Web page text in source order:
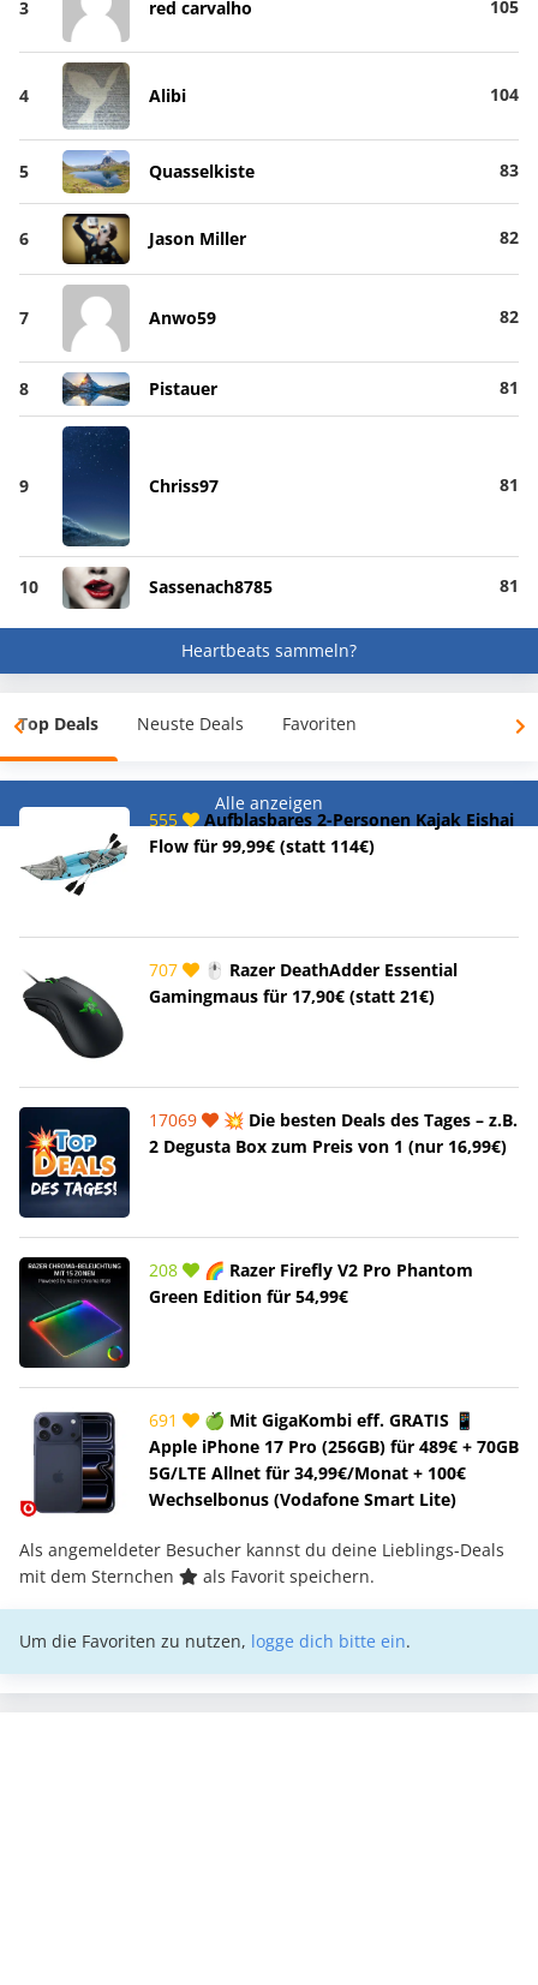
3 red carvalho 105
4 Alibi 104
5 Quasselkiste 83
6 Jason Miller 82
7 Anwo59 82
8 Pistauer 81
9 Chriss97 81
10 Sassenach8785 81
Heartbeats sammeln?
Top Deals Neuste Deals Favoriten
Alle anzeigen
555
Aufblasbares 2-Personen Kajak Eishai
Flow für 99,99€ (statt 114€)
707
🖱️ Razer DeathAdder Essential
Gamingmaus für 17,90€ (statt 21€)
17069
💥 Die besten Deals des Tages – z.B.
2 Degusta Box zum Preis von 1 (nur 16,99€)
208
🌈 Razer Firefly V2 Pro Phantom
Green Edition für 54,99€
691
🍏 Mit GigaKombi eff. GRATIS 📱
Apple iPhone 17 Pro (256GB) für 489€ + 70GB
5G/LTE Allnet für 34,99€/Monat + 100€
Wechselbonus (Vodafone Smart Lite)
Als angemeldeter Besucher kannst du deine Lieblings-Deals
mit dem Sternchen
als Favorit speichern.
Um die Favoriten zu nutzen, logge dich bitte ein.